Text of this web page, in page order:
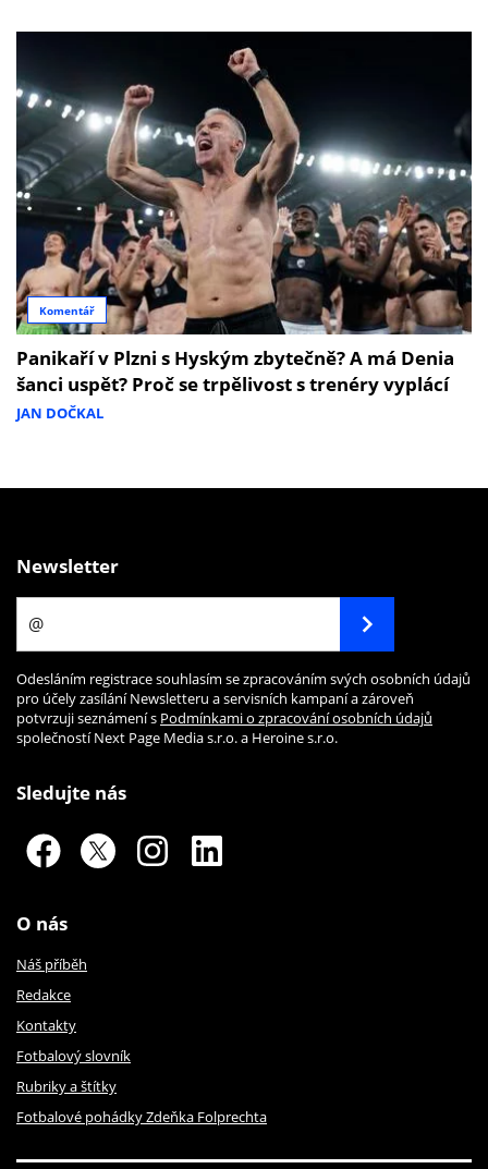
Komentář
Panikaří v Plzni s Hyským zbytečně? A má Denia
šanci uspět? Proč se trpělivost s trenéry vyplácí
JAN DOČKAL
Newsletter
Odesláním registrace souhlasím se zpracováním svých osobních údajů
pro účely zasílání Newsletteru a servisních kampaní a zároveň
potvrzuji seznámení s Podmínkami o zpracování osobních údajů
společností Next Page Media s.r.o. a Heroine s.r.o.
Sledujte nás
O nás
Náš příběh
Redakce
Kontakty
Fotbalový slovník
Rubriky a štítky
Fotbalové pohádky Zdeňka Folprechta